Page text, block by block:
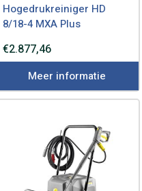
Hogedrukreiniger HD
8/18-4 MXA Plus
€2.877,46
Meer informatie